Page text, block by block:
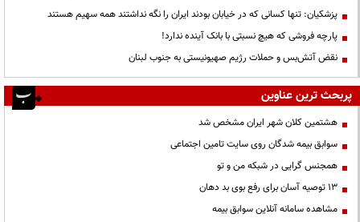
پزشکیان: تنها کسانی که در خیابان بودند ایران را نگه نداشتند همه سهیم هستند
پارچه فروشی که هیچ نسبتی با بانک آینده ندارد!
نقض آتش‌بس و حملات رژیم صهیونیستی به جنوب لبنان
پربحث ترین عناوین
هشتمین کلان شهر ایران مشخص شد
سوابق بیمه شدگان روی سایت تامین اجتماعی
همجنس گرایی در شبکه من و تو
13 توصیه آسان برای رفع بوی بد دهان
مشاهده سامانه آنلاين سوابق بیمه